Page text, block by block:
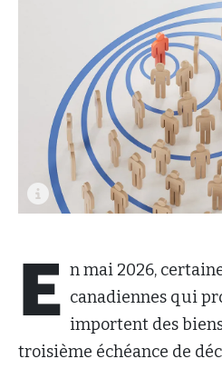
E n mai 2026,
canadiennes qui
importent des
troisième échéance de